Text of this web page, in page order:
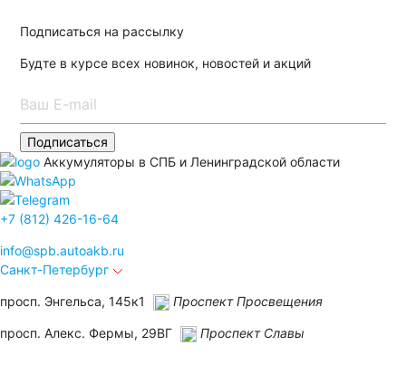
Подписаться на рассылку
Будте в курсе всех новинок, новостей и акций
Подписаться
Аккумуляторы в СПБ и Ленинградской области
+7 (812) 426-16-64
info@spb.autoakb.ru
Санкт-Петербург
просп. Энгельса, 145к1 Проспект Просвещения
просп. Алекс. Фермы, 29ВГ Проспект Славы